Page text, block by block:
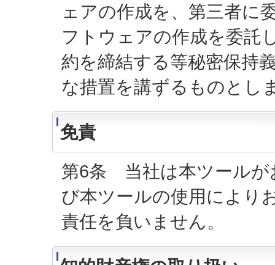
ェアの作成を、第三者
フトウェアの作成を委託
約を締結する等秘密保持
な措置を講ずるものとし
免責
第6条 当社は本ツールが
び本ツールの使用により
責任を負いません。